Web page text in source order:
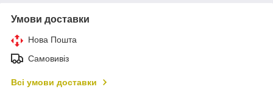
Умови доставки
Нова Пошта
Самовивіз
Всі умови доставки